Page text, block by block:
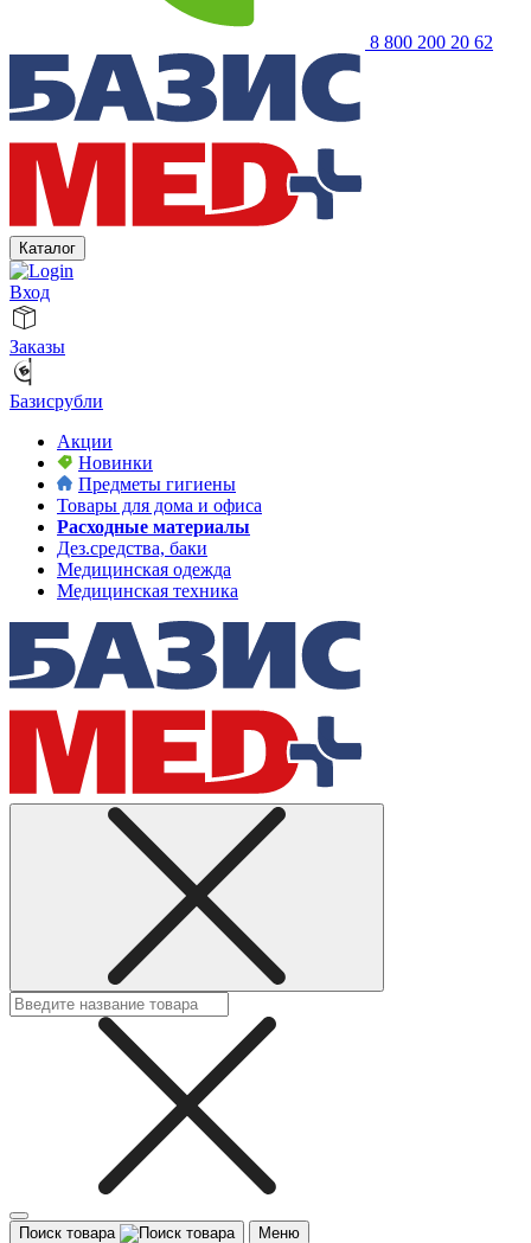
8 800 200 20 62
Каталог
Вход
Заказы
Базисрубли
Акции
Новинки
Предметы гигиены
Товары для дома и офиса
Расходные материалы
Дез.средства, баки
Медицинская одежда
Медицинская техника
Поиск товара Меню